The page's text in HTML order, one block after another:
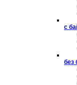
с
без